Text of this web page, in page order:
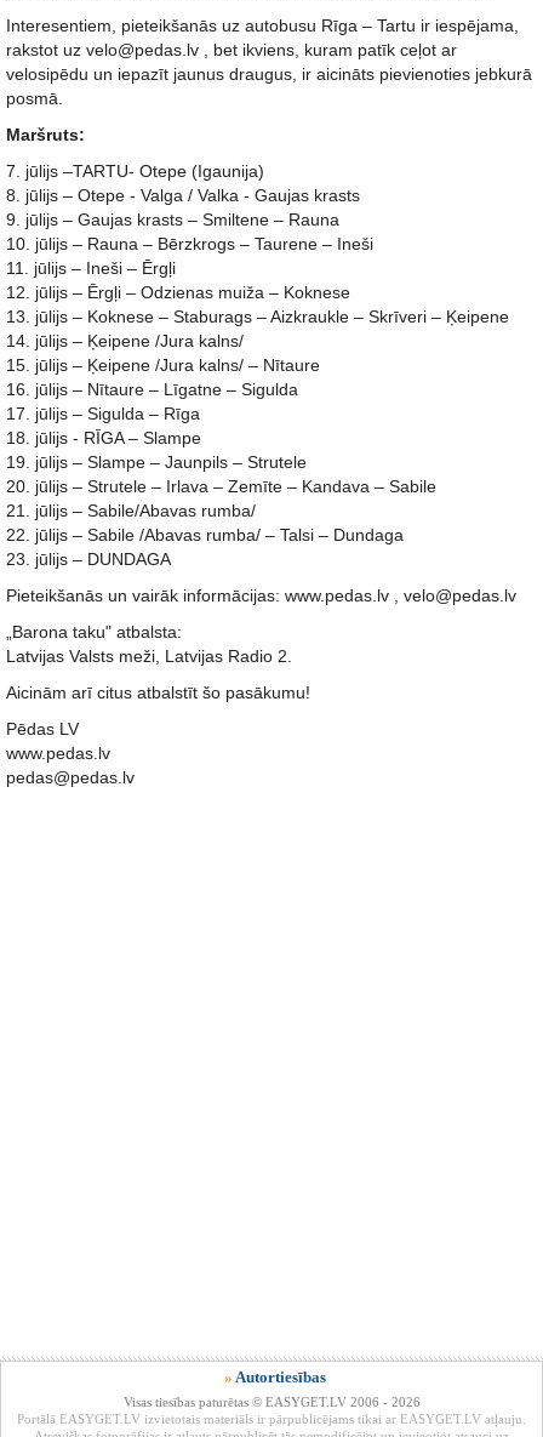
Interesentiem, pieteikšanās uz autobusu Rīga – Tartu ir iespējama,
rakstot uz velo@pedas.lv , bet ikviens, kuram patīk ceļot ar
velosipēdu un iepazīt jaunus draugus, ir aicināts pievienoties jebkurā
posmā.
Maršruts:
7. jūlijs –TARTU- Otepe (Igaunija)
8. jūlijs – Otepe - Valga / Valka - Gaujas krasts
9. jūlijs – Gaujas krasts – Smiltene – Rauna
10. jūlijs – Rauna – Bērzkrogs – Taurene – Ineši
11. jūlijs – Ineši – Ērgļi
12. jūlijs – Ērgļi – Odzienas muiža – Koknese
13. jūlijs – Koknese – Staburags – Aizkraukle – Skrīveri – Ķeipene
14. jūlijs – Ķeipene /Jura kalns/
15. jūlijs – Ķeipene /Jura kalns/ – Nītaure
16. jūlijs – Nītaure – Līgatne – Sigulda
17. jūlijs – Sigulda – Rīga
18. jūlijs - RĪGA – Slampe
19. jūlijs – Slampe – Jaunpils – Strutele
20. jūlijs – Strutele – Irlava – Zemīte – Kandava – Sabile
21. jūlijs – Sabile/Abavas rumba/
22. jūlijs – Sabile /Abavas rumba/ – Talsi – Dundaga
23. jūlijs – DUNDAGA
Pieteikšanās un vairāk informācijas: www.pedas.lv , velo@pedas.lv
„Barona taku" atbalsta:
Latvijas Valsts meži, Latvijas Radio 2.
Aicinām arī citus atbalstīt šo pasākumu!
Pēdas LV
www.pedas.lv
pedas@pedas.lv
» Autortiesības
Visas tiesības paturētas © EASYGET.LV 2006 - 2026
Portālā EASYGET.LV izvietotais materiāls ir pārpublicējams tikai ar EASYGET.LV atļauju.